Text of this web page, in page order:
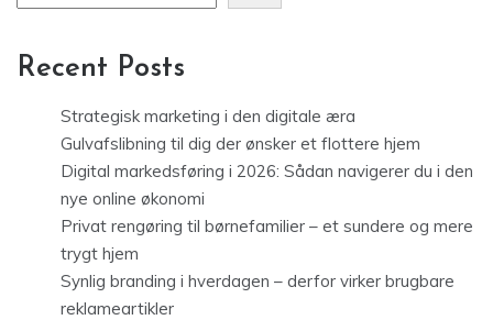
Recent Posts
Strategisk marketing i den digitale æra
Gulvafslibning til dig der ønsker et flottere hjem
Digital markedsføring i 2026: Sådan navigerer du i den
nye online økonomi
Privat rengøring til børnefamilier – et sundere og mere
trygt hjem
Synlig branding i hverdagen – derfor virker brugbare
reklameartikler